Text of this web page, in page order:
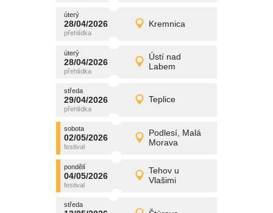
úterý
28/04/2026 Kremnica
úterý
28/04/2026 Detail
promítání
úterý
28/04/2026
Ústí nad
Labem
úterý
28/04/2026 Detail
promítání
středa
29/04/2026 Teplice
středa
29/04/2026 Detail
promítání
sobota
02/05/2026
Podlesí, Malá
Morava
sobota
02/05/2026 Detail
promítání
pondělí
04/05/2026
Tehov u
Vlašimi
pondělí
04/05/2026 Detail
promítání
středa promítání